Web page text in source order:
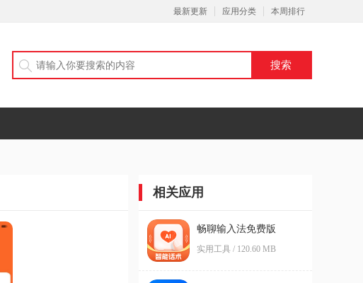
最新更新 应用分类 本周排行
相关应用
畅聊输入法免费版
实用工具 / 120.60 MB